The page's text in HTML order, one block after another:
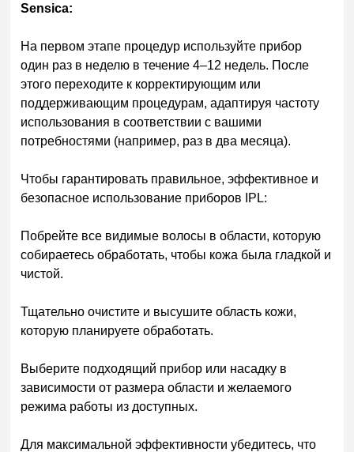
Sensica:
На первом этапе процедур используйте прибор
один раз в неделю в течение 4–12 недель. После
этого переходите к корректирующим или
поддерживающим процедурам, адаптируя частоту
использования в соответствии с вашими
потребностями (например, раз в два месяца).
Чтобы гарантировать правильное, эффективное и
безопасное использование приборов IPL:
Побрейте все видимые волосы в области, которую
собираетесь обработать, чтобы кожа была гладкой и
чистой.
Тщательно очистите и высушите область кожи,
которую планируете обработать.
Выберите подходящий прибор или насадку в
зависимости от размера области и желаемого
режима работы из доступных.
Для максимальной эффективности убедитесь, что